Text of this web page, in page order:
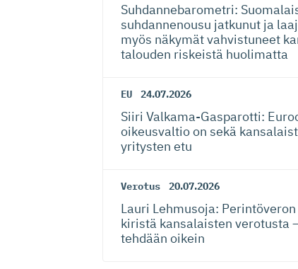
Suhdanneba­ro­metri:
suhdannenousu jatkunut ja
myös näkymät vahvistuneet
talouden riskeistä huolimatta
EU 24.07.2026
Siiri Valkama-Gas­pa­rotti:
oikeusvaltio on sekä
yritysten etu
Verotus 20.07.2026
Lauri Lehmusoja:
kiristä kansalaisten verotusta
tehdään oikein